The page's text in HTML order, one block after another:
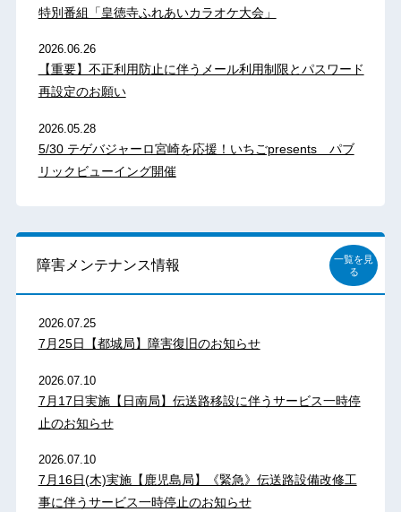
特別番組「皇徳寺ふれあいカラオケ大会」
2026.06.26
【重要】不正利用防止に伴うメール利用制限とパスワード
再設定のお願い
2026.05.28
5/30 テゲバジャーロ宮崎を応援！いちごpresents パブ
リックビューイング開催
障害メンテナンス情報
一覧を見
る
2026.07.25
7月25日【都城局】障害復旧のお知らせ
2026.07.10
7月17日実施【日南局】伝送路移設に伴うサービス一時停
止のお知らせ
2026.07.10
7月16日(木)実施【鹿児島局】《緊急》伝送路設備改修工
事に伴うサービス一時停止のお知らせ